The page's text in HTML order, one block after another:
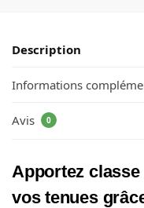
Description
Informations
Avis 0
Apportez
vos tenues